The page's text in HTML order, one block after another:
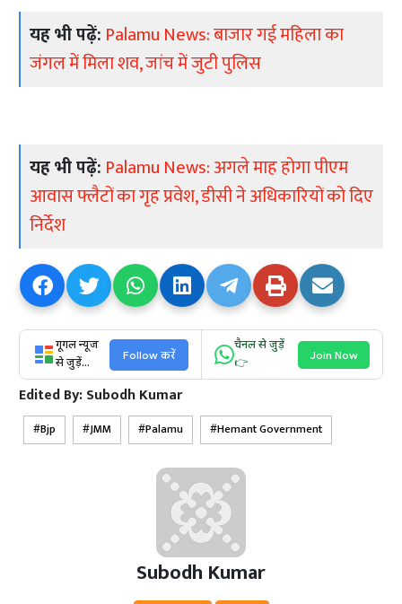
यह भी पढ़ें: Palamu News: बाजार गई महिला का
जंगल में मिला शव, जांच में जुटी पुलिस
यह भी पढ़ें: Palamu News: अगले माह होगा पीएम
आवास फ्लैटों का गृह प्रवेश, डीसी ने अधिकारियों को दिए
निर्देश
गूगल न्यूज
से जुड़ें...
Follow करें
चैनल से जुड़ें
👉
Join Now
Edited By:Subodh Kumar
Bjp JMM Palamu Hemant Government
Subodh Kumar